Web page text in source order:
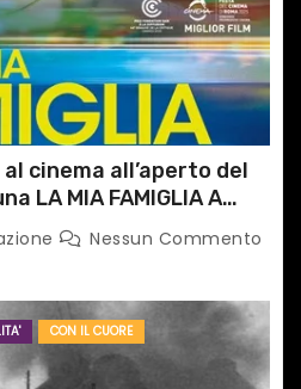
cinema all’aperto del
LA MIA FAMIGLIA A
Nessun Commento
CON IL CUORE